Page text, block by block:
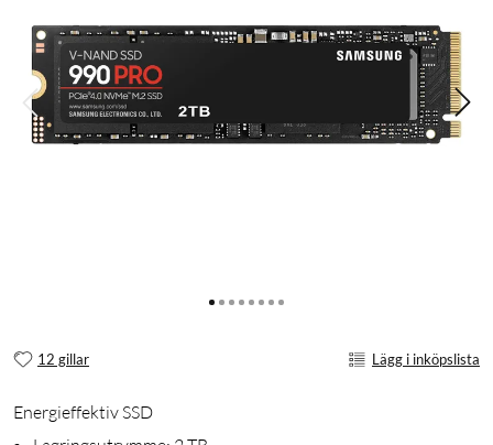
12 gillar Lägg i inköpslista
Energieffektiv SSD